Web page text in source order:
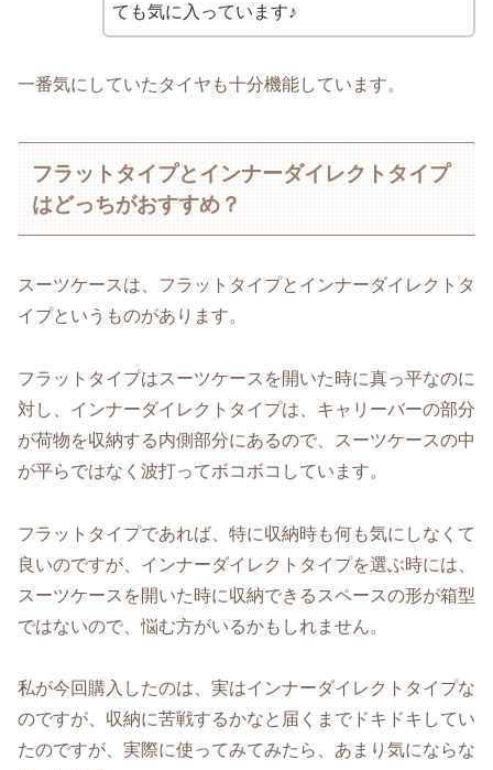
ても気に入っています♪
一番気にしていたタイヤも十分機能しています。
フラットタイプとインナーダイレクトタイプ
はどっちがおすすめ？
スーツケースは、フラットタイプとインナーダイレクトタ
イプというものがあります。
フラットタイプはスーツケースを開いた時に真っ平なのに
対し、インナーダイレクトタイプは、キャリーバーの部分
が荷物を収納する内側部分にあるので、スーツケースの中
が平らではなく波打ってボコボコしています。
フラットタイプであれば、特に収納時も何も気にしなくて
良いのですが、インナーダイレクトタイプを選ぶ時には、
スーツケースを開いた時に収納できるスペースの形が箱型
ではないので、悩む方がいるかもしれません。
私が今回購入したのは、実はインナーダイレクトタイプな
のですが、収納に苦戦するかなと届くまでドキドキしてい
たのですが、実際に使ってみてみたら、あまり気にならな